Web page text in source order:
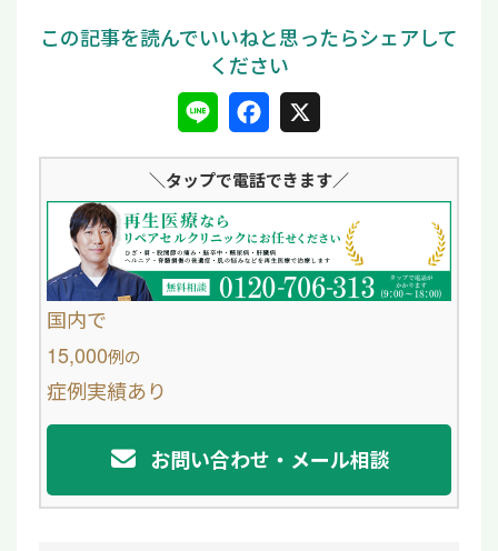
L
n
e
F
c
e
b
o
X
＼タップで電話できます／
国内で
15,000例の
症例実績あり
お問い合わせ・メール相談